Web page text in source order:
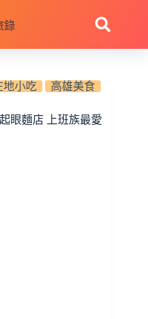
錄
地小吃 高雄美食
眼麵店 上班族最愛